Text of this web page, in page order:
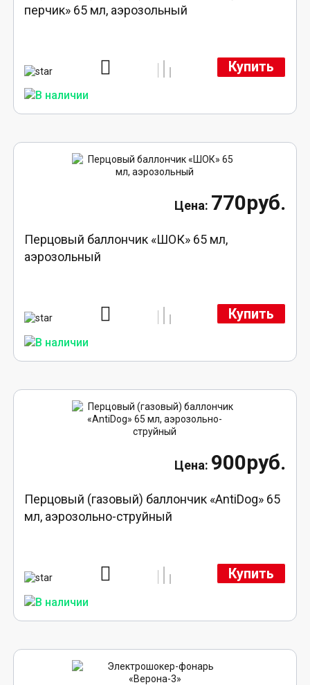
перчик» 65 мл, аэрозольный
Купить
770руб.
Перцовый баллончик «ШОК» 65 мл,
аэрозольный
Купить
900руб.
Перцовый (газовый) баллончик «AntiDog» 65
мл, аэрозольно-струйный
Купить